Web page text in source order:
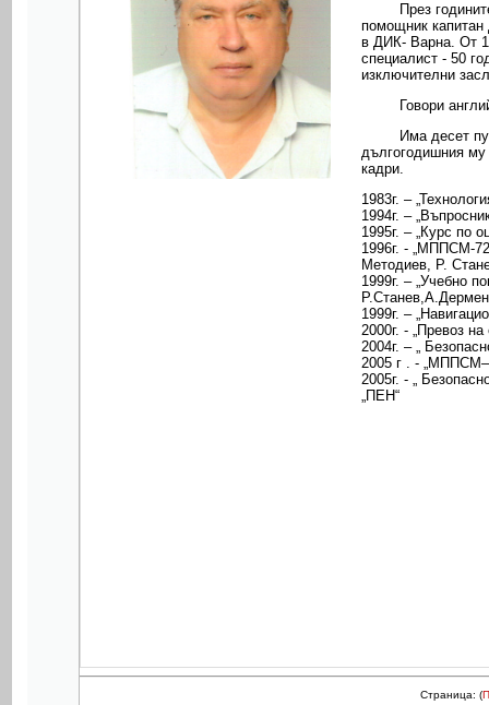
През
помощник капитан
в ДИК- Варна. От
специалист - 50
изключителни
Говори
Има десет
дългогодишния му
кадри.
1983г. –
1994г. –
1995г. – „Курс по
1996г. - „МППСМ-
Методиев, Р.
1999г. – „Учебно
1999г. –
2000г. - „Превоз
2004г. – „
2005 г . - „МППСМ–
2005г. - „
„ПЕН“
Страница: (